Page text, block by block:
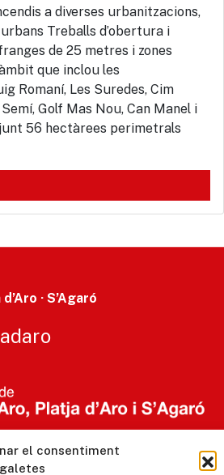
el consentiment
a diverses urbanitzacions,
Treballs d’obertura i
de 25 metres i zones
que inclou les
Romaní, Les Suredes, Cim
Golf Mas Nou, Can Manel i
56 hectàrees perimetrals
· S’Agaró